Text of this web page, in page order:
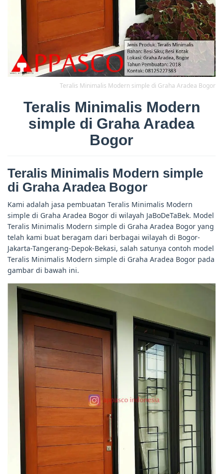
Teralis Minimalis Modern simple di Graha Aradea Bogor
Teralis Minimalis Modern
simple di Graha Aradea
Bogor
Teralis Minimalis Modern simple
di Graha Aradea Bogor
Kami adalah jasa pembuatan Teralis Minimalis Modern
simple di Graha Aradea Bogor di wilayah JaBoDeTaBek. Model
Teralis Minimalis Modern simple di Graha Aradea Bogor yang
telah kami buat beragam dari berbagai wilayah di Bogor-
Jakarta-Tangerang-Depok-Bekasi, salah satunya contoh model
Teralis Minimalis Modern simple di Graha Aradea Bogor pada
gambar di bawah ini.